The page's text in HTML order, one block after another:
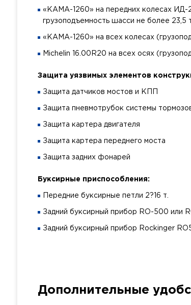
«КАМА-1260» на передних колесах ИД-
грузоподъемность шасси не более 23,5
«КАМА-1260» на всех колесах
Michelin 16.00R20 на всех осях
Защита уязвимых элементов
Защита датчиков мостов и КПП
Защита пневмотрубок системы
Защита картера двигателя
Защита картера переднего моста
Защита задних фонарей
Буксирные приспособления:
Передние буксирные петли 2?16 т.
Задний буксирный прибор RO-500 или
Задний буксирный прибор Rockinger
Дополнительные